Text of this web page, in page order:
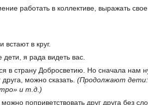
работать в коллективе, выражать
встают в круг.
я рада видеть вас.
в страну Добросветию. Но сначала нам
друга, можно сказать. (Продолжают дети:
и т.д.)
поприветствовать друг друга без